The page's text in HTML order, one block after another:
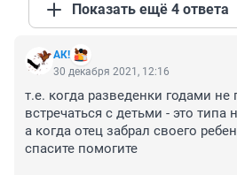
Показать ещё 4 ответа
АК!
30 декабря 2021, 12:16
т.е. когда разведенки годами не
встречаться с детьми - это типа
а когда отец забрал своего
спасите помогите